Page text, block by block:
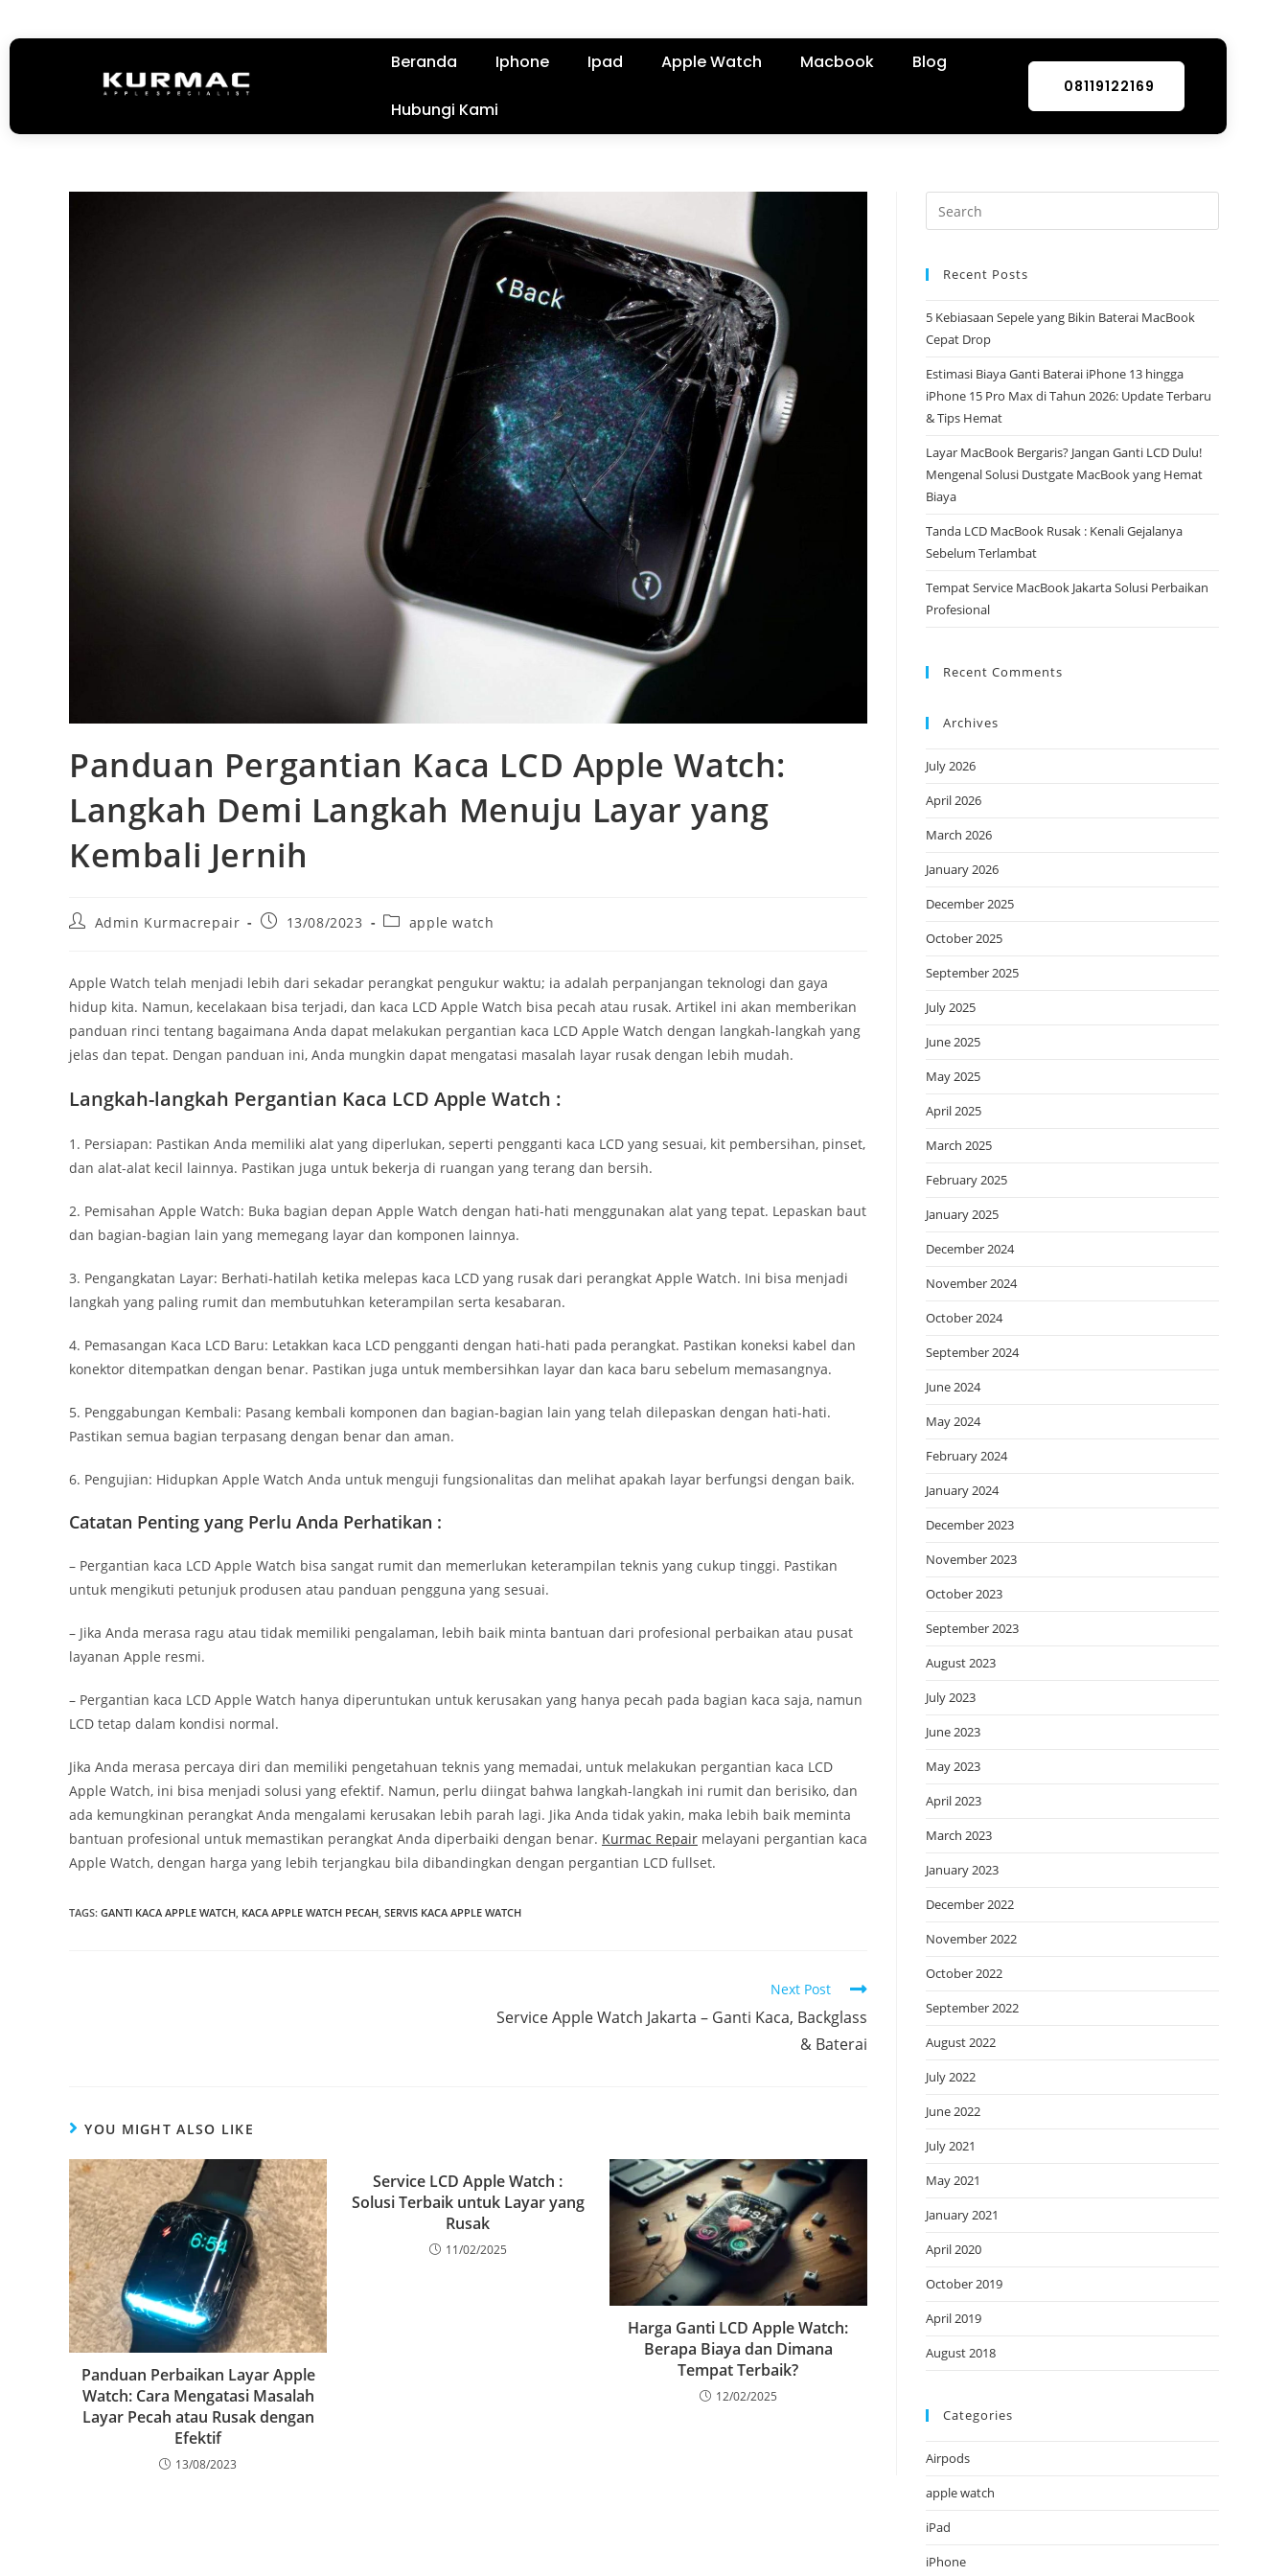
Beranda Iphone Ipad Apple Watch Macbook Blog
Hubungi Kami
08119122169
Panduan Pergantian Kaca LCD Apple Watch:
Langkah Demi Langkah Menuju Layar yang
Kembali Jernih
Admin Kurmacrepair 13/08/2023 apple watch
Apple Watch telah menjadi lebih dari sekadar perangkat pengukur waktu; ia adalah perpanjangan teknologi dan gaya
hidup kita. Namun, kecelakaan bisa terjadi, dan kaca LCD Apple Watch bisa pecah atau rusak. Artikel ini akan memberikan
panduan rinci tentang bagaimana Anda dapat melakukan pergantian kaca LCD Apple Watch dengan langkah-langkah yang
jelas dan tepat. Dengan panduan ini, Anda mungkin dapat mengatasi masalah layar rusak dengan lebih mudah.
Langkah-langkah Pergantian Kaca LCD Apple Watch :
1. Persiapan: Pastikan Anda memiliki alat yang diperlukan, seperti pengganti kaca LCD yang sesuai, kit pembersihan, pinset,
dan alat-alat kecil lainnya. Pastikan juga untuk bekerja di ruangan yang terang dan bersih.
2. Pemisahan Apple Watch: Buka bagian depan Apple Watch dengan hati-hati menggunakan alat yang tepat. Lepaskan baut
dan bagian-bagian lain yang memegang layar dan komponen lainnya.
3. Pengangkatan Layar: Berhati-hatilah ketika melepas kaca LCD yang rusak dari perangkat Apple Watch. Ini bisa menjadi
langkah yang paling rumit dan membutuhkan keterampilan serta kesabaran.
4. Pemasangan Kaca LCD Baru: Letakkan kaca LCD pengganti dengan hati-hati pada perangkat. Pastikan koneksi kabel dan
konektor ditempatkan dengan benar. Pastikan juga untuk membersihkan layar dan kaca baru sebelum memasangnya.
5. Penggabungan Kembali: Pasang kembali komponen dan bagian-bagian lain yang telah dilepaskan dengan hati-hati.
Pastikan semua bagian terpasang dengan benar dan aman.
6. Pengujian: Hidupkan Apple Watch Anda untuk menguji fungsionalitas dan melihat apakah layar berfungsi dengan baik.
Catatan Penting yang Perlu Anda Perhatikan :
– Pergantian kaca LCD Apple Watch bisa sangat rumit dan memerlukan keterampilan teknis yang cukup tinggi. Pastikan
untuk mengikuti petunjuk produsen atau panduan pengguna yang sesuai.
– Jika Anda merasa ragu atau tidak memiliki pengalaman, lebih baik minta bantuan dari profesional perbaikan atau pusat
layanan Apple resmi.
– Pergantian kaca LCD Apple Watch hanya diperuntukan untuk kerusakan yang hanya pecah pada bagian kaca saja, namun
LCD tetap dalam kondisi normal.
Jika Anda merasa percaya diri dan memiliki pengetahuan teknis yang memadai, untuk melakukan pergantian kaca LCD
Apple Watch, ini bisa menjadi solusi yang efektif. Namun, perlu diingat bahwa langkah-langkah ini rumit dan berisiko, dan
ada kemungkinan perangkat Anda mengalami kerusakan lebih parah lagi. Jika Anda tidak yakin, maka lebih baik meminta
bantuan profesional untuk memastikan perangkat Anda diperbaiki dengan benar. Kurmac Repair melayani pergantian kaca
Apple Watch, dengan harga yang lebih terjangkau bila dibandingkan dengan pergantian LCD fullset.
TAGS: GANTI KACA APPLE WATCH KACA APPLE WATCH PECAH SERVIS KACA APPLE WATCH
Next Post
Service Apple Watch Jakarta – Ganti Kaca, Backglass
& Baterai
YOU MIGHT ALSO LIKE
Panduan Perbaikan Layar Apple
Watch: Cara Mengatasi Masalah
Layar Pecah atau Rusak dengan
Efektif
13/08/2023
Service LCD Apple Watch :
Solusi Terbaik untuk Layar yang
Rusak
11/02/2025
Harga Ganti LCD Apple Watch:
Berapa Biaya dan Dimana
Tempat Terbaik?
12/02/2025
Recent Posts
5 Kebiasaan Sepele yang Bikin Baterai MacBook
Cepat Drop
Estimasi Biaya Ganti Baterai iPhone 13 hingga
iPhone 15 Pro Max di Tahun 2026: Update Terbaru
& Tips Hemat
Layar MacBook Bergaris? Jangan Ganti LCD Dulu!
Mengenal Solusi Dustgate MacBook yang Hemat
Biaya
Tanda LCD MacBook Rusak : Kenali Gejalanya
Sebelum Terlambat
Tempat Service MacBook Jakarta Solusi Perbaikan
Profesional
Recent Comments
Archives
July 2026
April 2026
March 2026
January 2026
December 2025
October 2025
September 2025
July 2025
June 2025
May 2025
April 2025
March 2025
February 2025
January 2025
December 2024
November 2024
October 2024
September 2024
June 2024
May 2024
February 2024
January 2024
December 2023
November 2023
October 2023
September 2023
August 2023
July 2023
June 2023
May 2023
April 2023
March 2023
January 2023
December 2022
November 2022
October 2022
September 2022
August 2022
July 2022
June 2022
July 2021
May 2021
January 2021
April 2020
October 2019
April 2019
August 2018
Categories
Airpods
apple watch
iPad
iPhone